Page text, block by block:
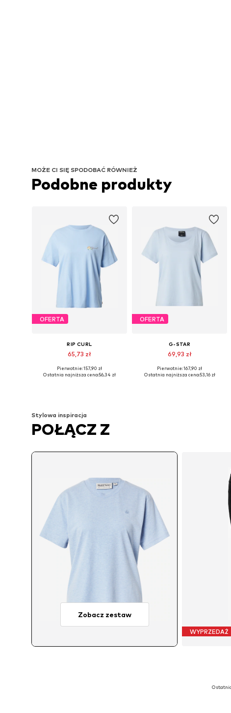
MOŻE CI SIĘ SPODOBAĆ RÓWNIEŻ
Podobne produkty
OFERTA
RIP CURL
65,73 zł
Dostępne rozmiary: S, M
Pierwotnie: 157,90 zł
Ostatnia najniższa cena:56,34 zł
OFERTA
G-STAR
69,93 zł
Pierwotnie: 167,90 zł
Ostatnia najniższa cena:53,16 zł
Stylowa inspiracja
POŁĄCZ Z
Zobacz zestaw
WYPRZEDAŻ